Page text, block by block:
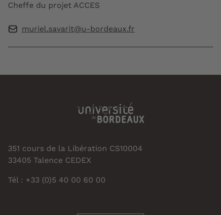
Cheffe du projet ACCES
muriel.savarit@u-bordeaux.fr
351 cours de la Libération CS10004
33405 Talence CEDEX
Tél : +33 (0)5 40 00 60 00